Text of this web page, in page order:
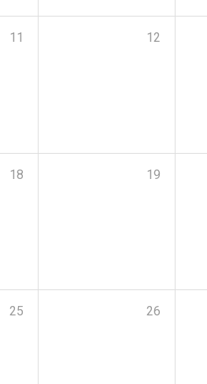
11 12
18 19
25 26